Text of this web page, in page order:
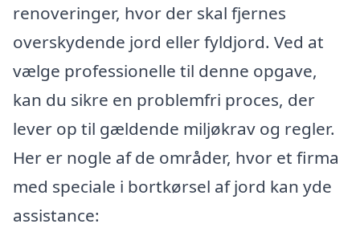
renoveringer, hvor der skal fjernes
overskydende jord eller fyldjord. Ved at
vælge professionelle til denne opgave,
kan du sikre en problemfri proces, der
lever op til gældende miljøkrav og regler.
Her er nogle af de områder, hvor et firma
med speciale i bortkørsel af jord kan yde
assistance: